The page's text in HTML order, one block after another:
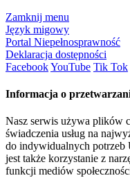
Zamknij menu
Język migowy
Portal Niepełnosprawność
Deklaracja dostępności
FacebookYouTube Tik Tok
Informacja o
Nasz serwis używa plików
świadczenia usług na
do indywidualnych
jest także korzystanie z
funkcji mediów